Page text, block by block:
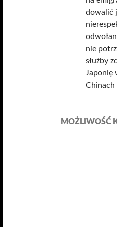
dowalić
nie
służby
Japonię
MOŻLIWOŚĆ